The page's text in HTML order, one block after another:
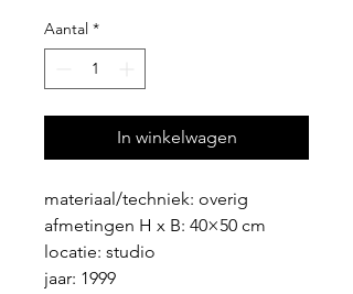
Aantal *
In winkelwagen
materiaal/techniek: overig
afmetingen H x B: 40×50 cm
locatie: studio
jaar: 1999